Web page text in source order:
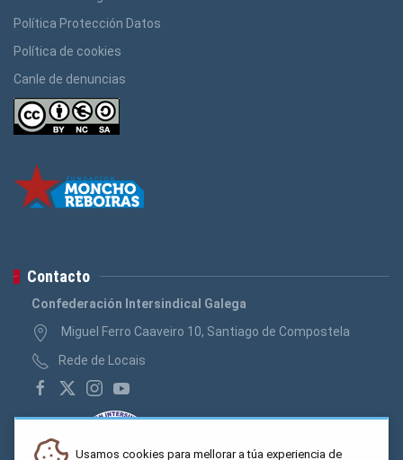
Política Protección Datos
Política de cookies
Canle de denuncias
Contacto
Confederación Intersindical Galega
Miguel Ferro Caaveiro 10, Santiago de Compostela
Rede de Locais
Usamos cookies para mellorar a túa experiencia de